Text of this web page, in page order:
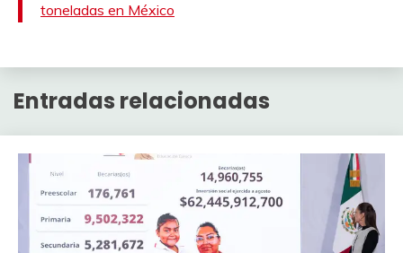
toneladas en México
Entradas relacionadas